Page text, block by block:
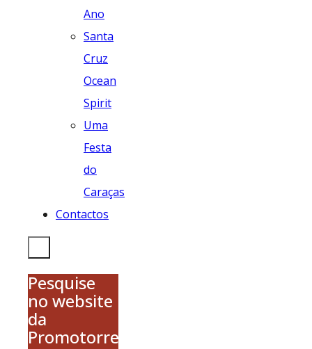
Ano
Santa
Cruz
Ocean
Spirit
Uma
Festa
do
Caraças
Contactos
Pesquise
no website
da
Promotorres